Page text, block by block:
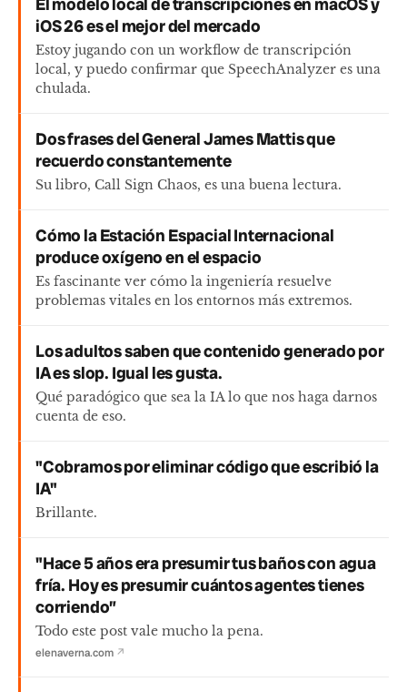
El modelo local de transcripciones en macOS y
iOS 26 es el mejor del mercado
Estoy jugando con un workflow de transcripción
local, y puedo confirmar que SpeechAnalyzer es una
chulada.
Dos frases del General James Mattis que
recuerdo constantemente
Su libro, Call Sign Chaos, es una buena lectura.
Cómo la Estación Espacial Internacional
produce oxígeno en el espacio
Es fascinante ver cómo la ingeniería resuelve
problemas vitales en los entornos más extremos.
Los adultos saben que contenido generado por
IA es slop. Igual les gusta.
Qué paradógico que sea la IA lo que nos haga darnos
cuenta de eso.
"Cobramos por eliminar código que escribió la
IA"
Brillante.
"Hace 5 años era presumir tus baños con agua
fría. Hoy es presumir cuántos agentes tienes
corriendo”
Todo este post vale mucho la pena.
elenaverna.com ↗